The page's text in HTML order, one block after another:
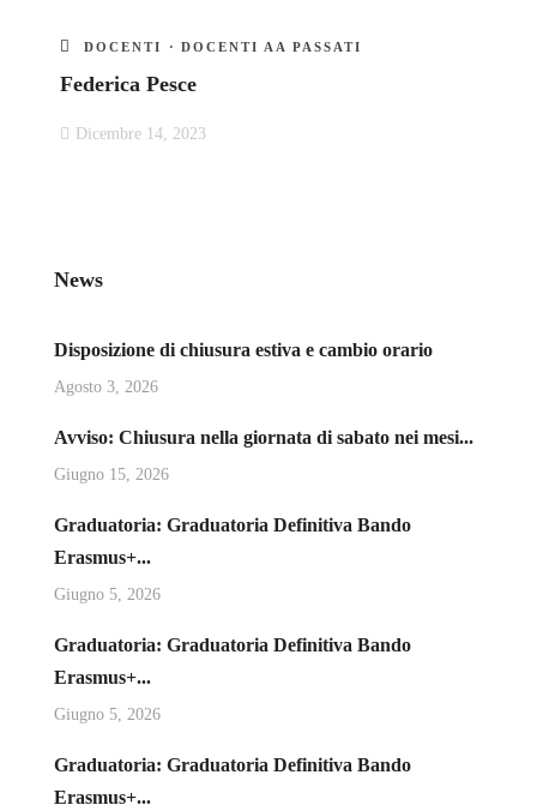
DOCENTI · DOCENTI AA PASSATI
Federica Pesce
Dicembre 14, 2023
News
Disposizione di chiusura estiva e cambio orario
Agosto 3, 2026
Avviso: Chiusura nella giornata di sabato nei mesi...
Giugno 15, 2026
Graduatoria: Graduatoria Definitiva Bando
Erasmus+...
Giugno 5, 2026
Graduatoria: Graduatoria Definitiva Bando
Erasmus+...
Giugno 5, 2026
Graduatoria: Graduatoria Definitiva Bando
Erasmus+...